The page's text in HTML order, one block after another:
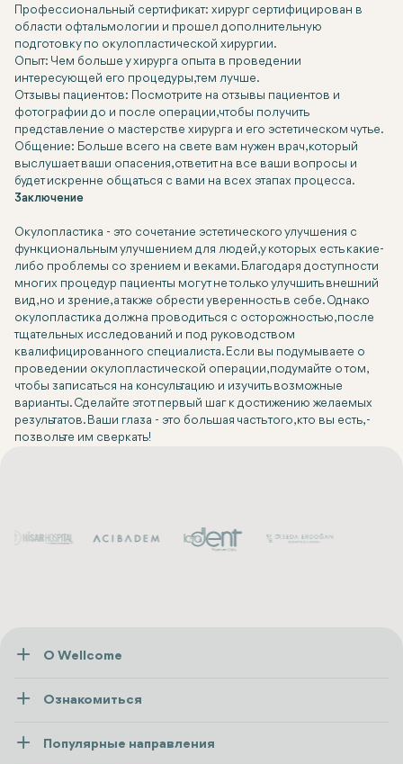
Профессиональный сертификат: хирург сертифицирован в
области офтальмологии и прошел дополнительную
подготовку по окулопластической хирургии.
Опыт: Чем больше у хирурга опыта в проведении
интересующей его процедуры, тем лучше.
Отзывы пациентов:
Посмотрите на отзывы пациентов и
фотографии до и после операции, чтобы получить
представление о мастерстве хирурга и его эстетическом чутье.
Общение: Больше всего на свете вам нужен врач, который
выслушает ваши опасения, ответит на все ваши вопросы и
будет искренне общаться с вами на всех этапах процесса.
Заключение
Окулопластика - это сочетание эстетического улучшения с
функциональным улучшением для людей, у которых есть какие-
либо проблемы со зрением и веками. Благодаря доступности
многих процедур пациенты могут не только улучшить внешний
вид, но и зрение, а также обрести уверенность в себе. Однако
окулопластика должна проводиться с осторожностью, после
тщательных исследований и под руководством
квалифицированного специалиста. Если вы подумываете о
проведении окулопластической операции, подумайте о том,
чтобы записаться на консультацию и изучить возможные
варианты. Сделайте этот первый шаг к достижению желаемых
результатов. Ваши глаза - это большая часть того, кто вы есть, -
позвольте им сверкать!
О Wellcome
Пресса
Ознакомиться
Wellness
Популярные направления
посмотреть все